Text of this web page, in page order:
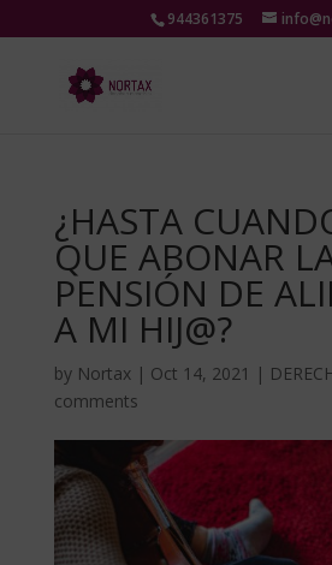
944361375
¿HASTA
QUE ABONAR
PENSIÓN DE
A MI HIJ@?
by Nortax| Oct 14, 2021 |
comments